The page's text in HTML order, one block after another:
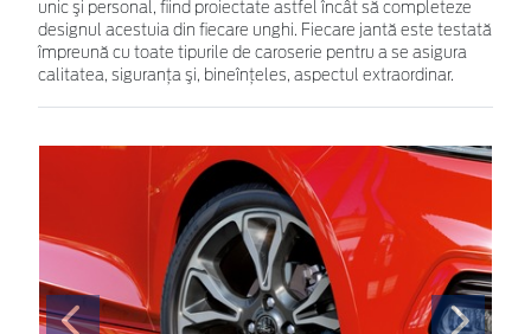
unic şi personal, fiind proiectate astfel încât să completeze
designul acestuia din fiecare unghi. Fiecare jantă este testată
împreună cu toate tipurile de caroserie pentru a se asigura
calitatea, siguranţa şi, bineînţeles, aspectul extraordinar.